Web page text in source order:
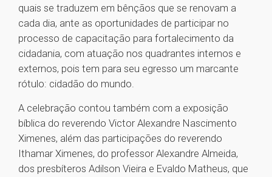
quais se traduzem em bênçãos que se renovam a
cada dia, ante as oportunidades de participar no
processo de capacitação para fortalecimento da
cidadania, com atuação nos quadrantes internos e
externos, pois tem para seu egresso um marcante
rótulo: cidadão do mundo.
A celebração contou também com a exposição
bíblica do reverendo Victor Alexandre Nascimento
Ximenes, além das participações do reverendo
Ithamar Ximenes, do professor Alexandre Almeida,
dos presbíteros Adilson Vieira e Evaldo Matheus, que